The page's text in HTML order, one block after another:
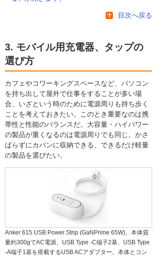
目次へ戻る
3. モバイル用充電器、タップの
選び方
カフェやコワーキングスペースなど、パソコン
を持ち出して屋外で仕事をすることが多い場
合、いざという時のために電源周りも持ち歩く
ことを考えておきたい。このとき重要なのは携
帯性と性能のバランスだ。大容量・ハイパワー
の製品が重くなるのは電源周りでも同じ。かさ
ばらずにカバンに収納できる、できるだけ軽量
の製品を選びたい。
Anker 615 USB Power Strip (GaNPrime 65W)。本体質
量約300gでAC電源、USB Type -C端子2基、USB Type
-A端子1基を搭載するUSB ACアダプター。本体とコン